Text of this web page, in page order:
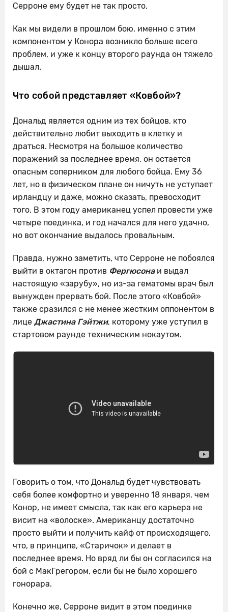
Серроне ему будет не так просто.
Как мы видели в прошлом бою, именно с этим
компонентом у Конора возникло больше всего
проблем, и уже к концу второго раунда он тяжело
дышал.
Что собой представляет «Ковбой»?
Дональд является одним из тех бойцов, кто
действительно любит выходить в клетку и
драться. Несмотря на большое количество
поражений за последнее время, он остается
опасным соперником для любого бойца. Ему 36
лет, но в физическом плане он ничуть не уступает
ирландцу и даже, можно сказать, превосходит
того. В этом году американец успел провести уже
четыре поединка, и год начался для него удачно,
но вот окончание выдалось провальным.
Правда, нужно заметить, что Серроне не побоялся
выйти в октагон против Фергюсонаи выдал
настоящую «зарубу», но из-за гематомы врач был
вынужден прервать бой. После этого «Ковбой»
также сразился с не менее жестким оппонентом в
лице Джастина Гэйтжи, которому уже уступил в
стартовом раунде техническим нокаутом.
Говорить о том, что Дональд будет чувствовать
себя более комфортно и уверенно 18 января, чем
Конор, не имеет смысла, так как его карьера не
висит на «волоске». Американцу достаточно
просто выйти и получить кайф от происходящего,
что, в принципе, «Старичок» и делает в
последнее время. Но вряд ли бы он согласился на
бой с МакГрегором, если бы не было хорошего
гонорара.
Конечно же, Серроне видит в этом поединке